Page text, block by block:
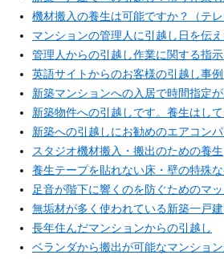
機材搬入の養生は可能ですか？（テレ
マンションの管理人に引越し日を伝
管理人からの引越し作業に関する指
英語サイトからのお客様の引越し事
新築マンションへの入居で時間指定
新築物件への引越しです。養生はし
新築への引越しにお勧めのエアコン
スタジオ機材搬入・搬出のための養生
養生テープを貼れない床・壁の特殊
足音が階下に響くのを防ぐためのマ
無垢材が多く使われている新築一戸
長年住んだマンションからの引越し
ベランダから搬出が可能なマンショ